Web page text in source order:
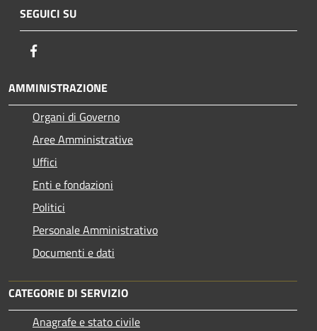
SEGUICI SU
AMMINISTRAZIONE
Organi di Governo
Aree Amministrative
Uffici
Enti e fondazioni
Politici
Personale Amministrativo
Documenti e dati
CATEGORIE DI SERVIZIO
Anagrafe e stato civile